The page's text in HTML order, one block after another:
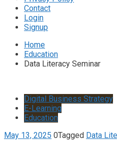
Contact
Login
Signup
Home
Education
Data Literacy Seminar
Digital Business Strategy
E-Learning
Education
May 13, 2025 0Tagged Data